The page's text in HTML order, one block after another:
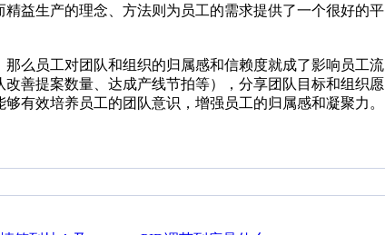
益生产的理念、方法则为员工的需求提供了一个很好的平
么员工对团队和组织的归属感和信赖度就成了影响员工流
善提案数量、达成产线节拍等），分享团队目标和组织愿
有效培养员工的团队意识，增强员工的归属感和凝聚力。